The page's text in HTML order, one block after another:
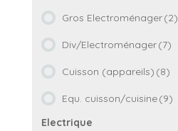
Gros Electroménager(2)
Div/Electroménager(7)
Cuisson (appareils) (8)
Equ. cuisson/cuisine(9)